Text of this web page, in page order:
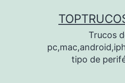
Trucos
tipo de